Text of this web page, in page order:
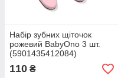
Набір зубних щіточок
рожевий BabyOno 3 шт.
(5901435412084)
110 ₴